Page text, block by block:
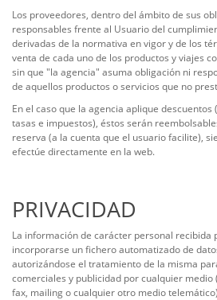
Los proveedores, dentro del ámbito de sus
responsables frente al Usuario del
derivadas de la normativa en vigor y de los
venta de cada uno de los productos y viajes
sin que "la agencia" asuma obligación ni
de aquellos productos o servicios que no
En el caso que la agencia aplique
tasas e impuestos), éstos serán
reserva (a la cuenta que el usuario facilite),
efectúe directamente en la web.
PRIVACIDAD
La información de carácter personal recibida
incorporarse un fichero automatizado de
autorizándose el tratamiento de la misma
comerciales y publicidad por cualquier
fax, mailing o cualquier otro medio